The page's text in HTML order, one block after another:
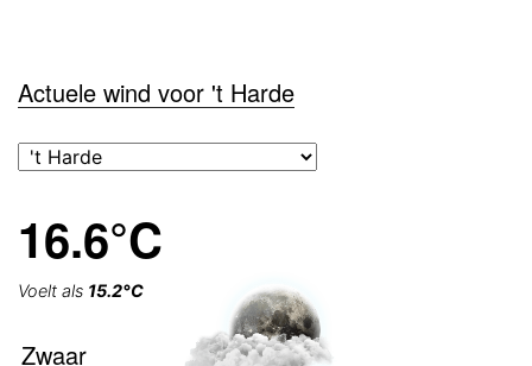
Actuele wind voor 't Harde
16.6°C
Voelt als 15.2°C
Zwaar